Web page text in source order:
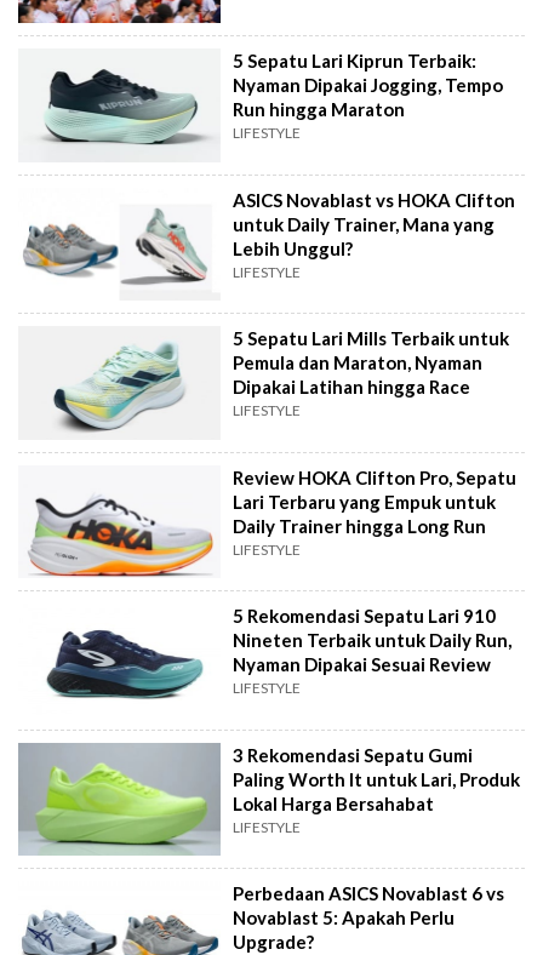
5 Sepatu Lari Kiprun Terbaik:
Nyaman Dipakai Jogging, Tempo
Run hingga Maraton
LIFESTYLE
ASICS Novablast vs HOKA Clifton
untuk Daily Trainer, Mana yang
Lebih Unggul?
LIFESTYLE
5 Sepatu Lari Mills Terbaik untuk
Pemula dan Maraton, Nyaman
Dipakai Latihan hingga Race
LIFESTYLE
Review HOKA Clifton Pro, Sepatu
Lari Terbaru yang Empuk untuk
Daily Trainer hingga Long Run
LIFESTYLE
5 Rekomendasi Sepatu Lari 910
Nineten Terbaik untuk Daily Run,
Nyaman Dipakai Sesuai Review
LIFESTYLE
3 Rekomendasi Sepatu Gumi
Paling Worth It untuk Lari, Produk
Lokal Harga Bersahabat
LIFESTYLE
Perbedaan ASICS Novablast 6 vs
Novablast 5: Apakah Perlu
Upgrade?